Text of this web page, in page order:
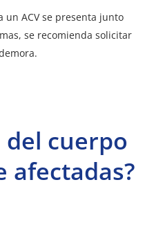
un ACV se presenta junto
se recomienda solicitar
del cuerpo
afectadas?